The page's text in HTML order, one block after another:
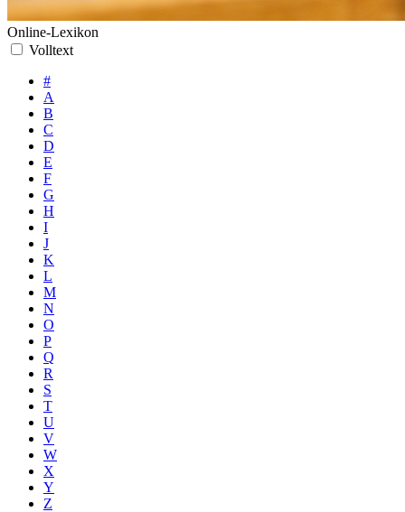
Online-Lexikon
Volltext
#
A
B
C
D
E
F
G
H
I
J
K
L
M
N
O
P
Q
R
S
T
U
V
W
X
Y
Z